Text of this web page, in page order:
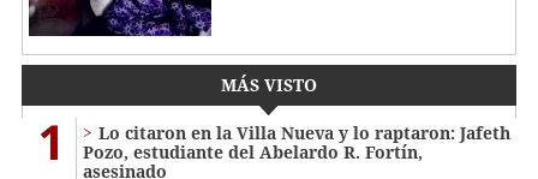
MÁS VISTO
1
Lo citaron en la Villa Nueva y lo raptaron: Jafeth
Pozo, estudiante del Abelardo R. Fortín,
asesinado